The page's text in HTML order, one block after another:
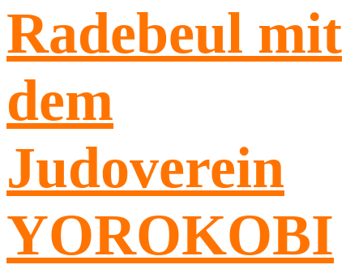
Radebeul mit
dem
Judoverein
YOROKOBI